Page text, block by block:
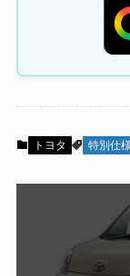
トヨタ 特別仕